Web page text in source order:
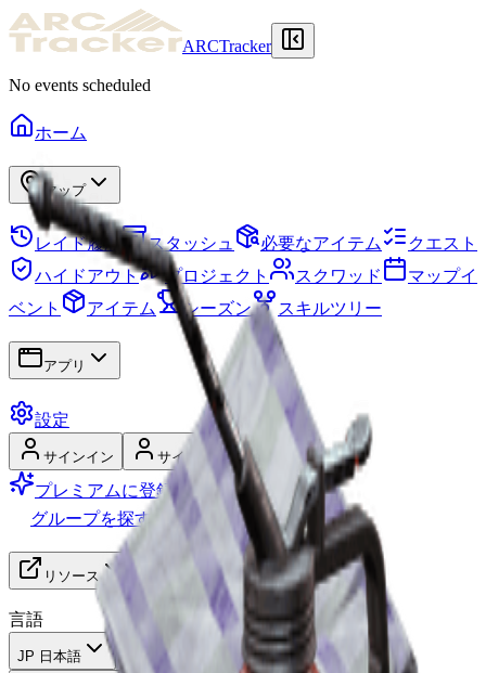
ARCTracker
No events scheduled
ホーム
マップ
レイド履歴 スタッシュ 必要なアイテム
クエスト
ハイドアウト
プロジェクト スクワッド
マップイ
ベント
アイテム シーズン スキルツリー
アプリ
設定
サインイン サインアップ
プレミアムに登録
グループを探す
リソース
言語
JP 日本語